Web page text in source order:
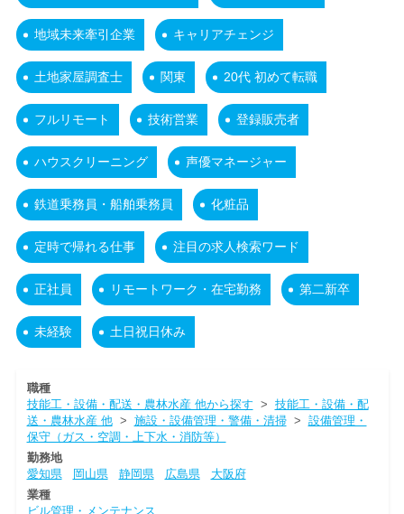
地域未来牽引企業 キャリアチェンジ
土地家屋調査士 関東 20代 初めて転職
フルリモート 技術営業 登録販売者
ハウスクリーニング 声優マネージャー
鉄道乗務員・船舶乗務員 化粧品
定時で帰れる仕事 注目の求人検索ワード
正社員 リモートワーク・在宅勤務 第二新卒
未経験 土日祝日休み
職種
技能工・設備・配送・農林水産 他から探す > 技能工・設備・配
送・農林水産 他> 施設・設備管理・警備・清掃> 設備管理・
保守（ガス・空調・上下水・消防等）
勤務地
愛知県
岡山県 静岡県 広島県
大阪府
業種
ビル管理・メンテナンス